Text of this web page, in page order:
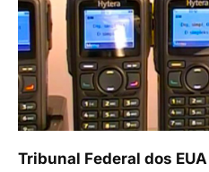
Tribunal Federal dos